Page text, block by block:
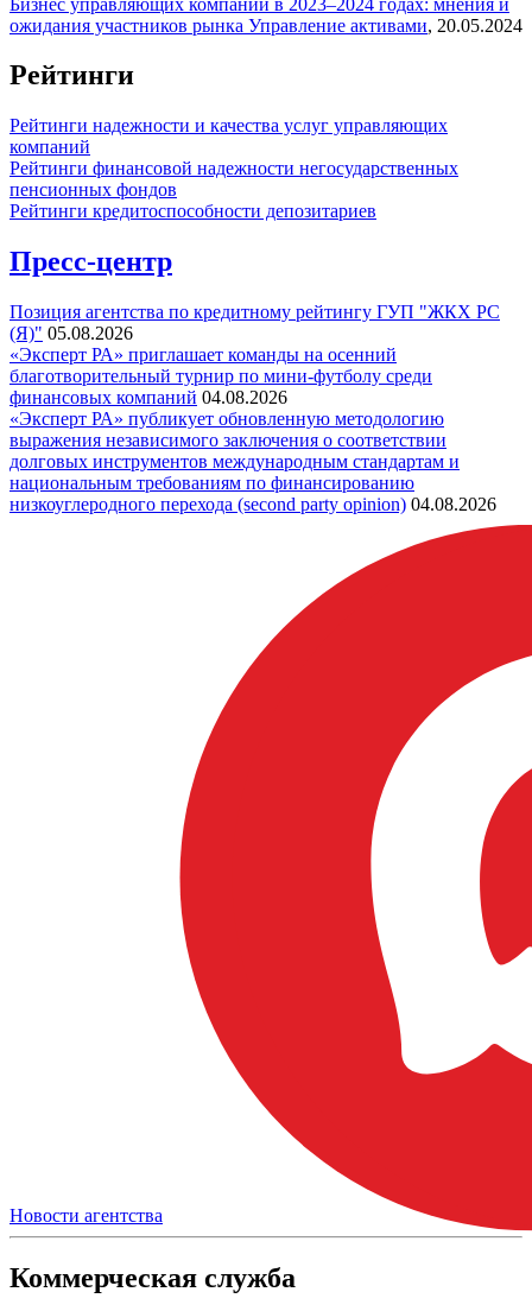
ожидания участников рынка Управление активами, 20.05.2024
Рейтинги
Рейтинги надежности и качества услуг управляющих
компаний
Рейтинги финансовой надежности негосударственных
пенсионных фондов
Рейтинги кредитоспособности депозитариев
Пресс-центр
Позиция агентства по кредитному рейтингу ГУП "ЖКХ РС
(Я)" 05.08.2026
«Эксперт РА» приглашает команды на осенний
благотворительный турнир по мини-футболу среди
финансовых компаний 04.08.2026
«Эксперт РА» публикует обновленную методологию
выражения независимого заключения о соответствии
долговых инструментов международным стандартам и
национальным требованиям по финансированию
низкоуглеродного перехода (second party opinion) 04.08.2026
Новости агентства
Коммерческая служба